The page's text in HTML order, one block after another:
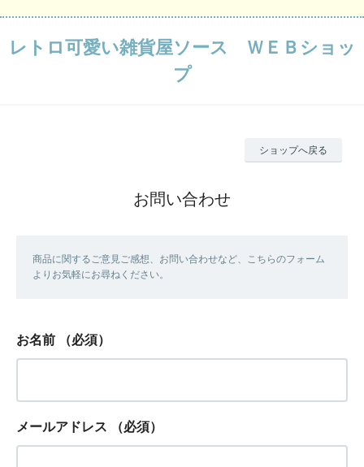
レトロ可愛い雑貨屋ソース ＷＥＢショッ
プ
ショップへ戻る
お問い合わせ
商品に関するご意見ご感想、お問い合わせなど、こちらのフォーム
よりお気軽にお尋ねください。
お名前 （必須）
メールアドレス （必須）